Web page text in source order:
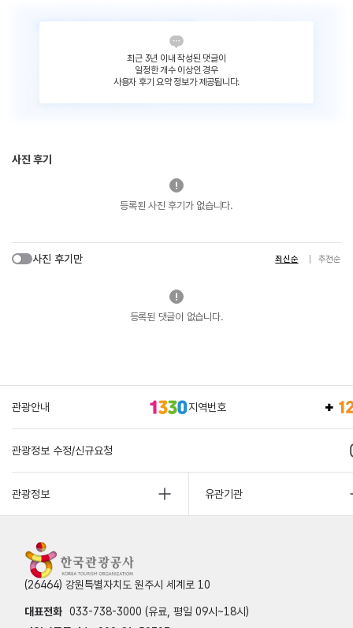
최근 3년 이내 작성된 댓글이
일정한 개수 이상인 경우
사용자 후기 요약 정보가 제공됩니다.
사진 후기
등록된 사진 후기가 없습니다.
사진 후기만 최신순 추천순
등록된 댓글이 없습니다.
관광안내 지역번호
관광정보 수정/신규요청
관광정보 유관기관
(26464) 강원특별자치도 원주시 세계로 10
대표전화 033-738-3000 (유료, 평일 09시~18시)